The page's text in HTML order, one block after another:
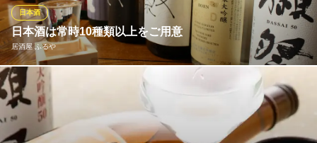
わりの一杯が、上質なお食事の時間をさらに華やかに彩ります。
大起水産回転寿司 なんばCITY店
回転寿司
地下鉄千日前線なんば駅 徒歩1分
大阪府大阪市浪速区難波中2-10-1 なんばCITY南館1F
日本酒は常時10種類以上をご用意
居酒屋 ふるや
日本酒
日本酒は週替わりで厳選。希少な銘柄から定番までお楽しみいた
だける、充実した品揃えが自慢です。非売品地酒「徹」や超辛口
吟醸生酒「ばくれん」のほか、日本政府専用機正式機内酒「日本
の翼」などの一般的にはお目にかかれない銘柄が入荷すること